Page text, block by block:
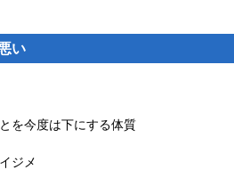
い
を今度は下にする体質
ジメ